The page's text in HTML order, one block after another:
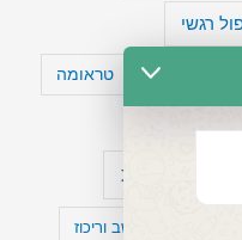
רגשי
חשיבה טראומה
עיצות
להפרעת קשב וריכוז